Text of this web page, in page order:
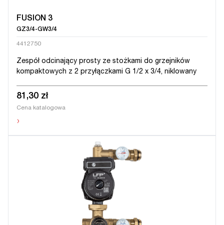
FUSION 3
GZ3/4-GW3/4
4412750
Zespół odcinający prosty ze stożkami do grzejników
kompaktowych z 2 przyłączkami G 1/2 x 3/4, niklowany
81,30 zł
Cena katalogowa
›